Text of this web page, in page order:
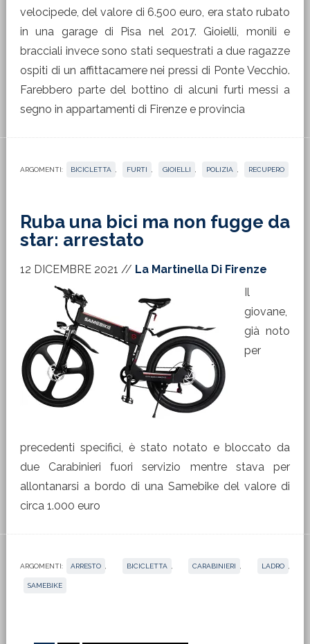
velocipede, del valore di 6.500 euro, era stato rubato
in una garage di Pisa nel 2017. Gioielli, monili e
bracciali invece sono stati sequestrati a due ragazze
ospiti di un affittacamere nei pressi di Ponte Vecchio.
Farebbero parte del bottino di alcuni furti messi a
segno in appartamenti di Firenze e provincia
ARGOMENTI: BICICLETTA FURTI GIOIELLI POLIZIA RECUPERO
Ruba una bici ma non fugge da
star: arrestato
12 DICEMBRE 2021 // La Martinella Di Firenze
Il
giovane,
già noto
per
precedenti specifici, è stato notato e bloccato da
due Carabinieri fuori servizio mentre stava per
allontanarsi a bordo di una Samebike del valore di
circa 1.000 euro
ARGOMENTI: ARRESTO BICICLETTA CARABINIERI LADRO
SAMEBIKE